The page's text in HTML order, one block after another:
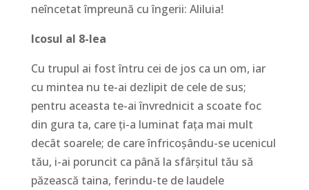
neîncetat împreună cu îngerii: Aliluia!
Icosul al 8-lea
Cu trupul ai fost întru cei de jos ca un om, iar
cu mintea nu te-ai dezlipit de cele de sus;
pentru aceasta te-ai învrednicit a scoate foc
din gura ta, care ţi-a luminat faţa mai mult
decât soarele; de care înfricoşându-se ucenicul
tău, i-ai poruncit ca până la sfârşitul tău să
păzească taina, ferindu-te de laudele